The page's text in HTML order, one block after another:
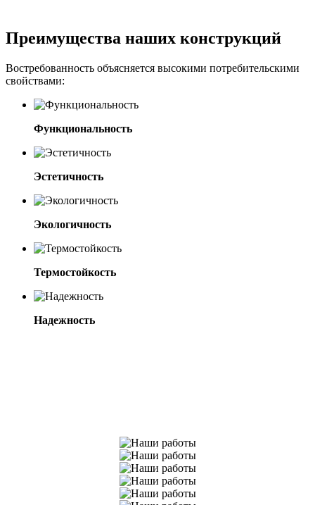
Преимущества наших конструкций
Востребованность объясняется высокими потребительскими
свойствами:
Функциональность
Эстетичность
Экологичность
Термостойкость
Надежность